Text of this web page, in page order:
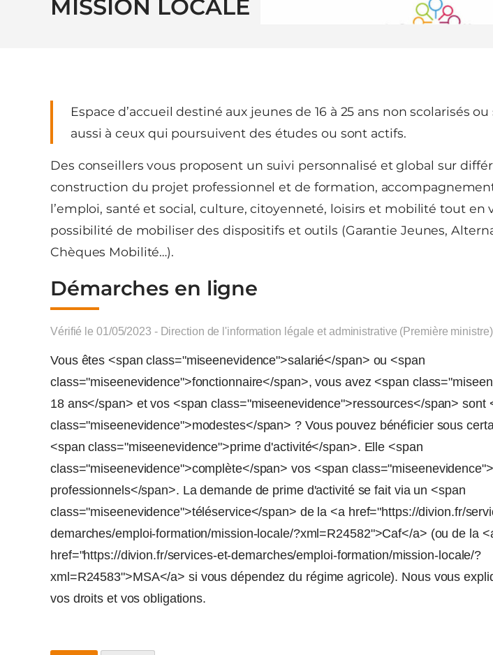
MISSION LOCALE
Espace d’accueil destiné aux jeunes de 16 à 25 ans non scolarisés
aussi à ceux qui poursuivent des études ou sont actifs.
Des conseillers vous proposent un suivi personnalisé et global sur
construction du projet professionnel et de formation,
l’emploi, santé et social, culture, citoyenneté, loisirs et mobilité tout en
possibilité de mobiliser des dispositifs et outils (Garantie Jeunes,
Chèques Mobilité…).
Démarches en ligne
Vérifié le 01/05/2023 - Direction de l'information légale et administrative (Première ministre)
Vous êtes <span class="miseenevidence">salarié</span> ou <span
class="miseenevidence">fonctionnaire</span>, vous avez <span
18 ans</span> et vos <span class="miseenevidence">ressources</span> sont
class="miseenevidence">modestes</span> ? Vous pouvez bénéficier sous
<span class="miseenevidence">prime d'activité</span>. Elle <span
class="miseenevidence">complète</span> vos <span
professionnels</span>. La demande de prime d'activité se fait via un <span
class="miseenevidence">téléservice</span> de la <a href="https://divion.fr/
demarches/emploi-formation/mission-locale/?xml=R24582">Caf</a> (ou de la
href="https://divion.fr/services-et-demarches/emploi-formation/mission-locale/?
xml=R24583">MSA</a> si vous dépendez du régime agricole). Nous vous
vos droits et vos obligations.